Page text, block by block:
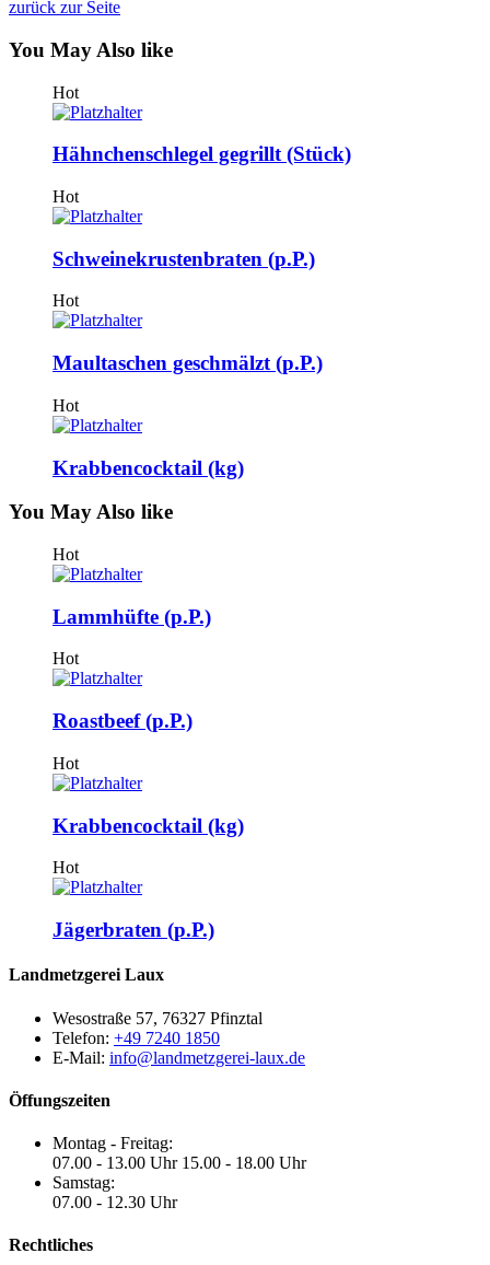
zurück zur Seite
You May Also like
Hot
Hähnchenschlegel gegrillt (Stück)
Hot
Schweinekrustenbraten (p.P.)
Hot
Maultaschen geschmälzt (p.P.)
Hot
Krabbencocktail (kg)
You MayAlso like
Hot
Lammhüfte (p.P.)
Hot
Roastbeef (p.P.)
Hot
Krabbencocktail (kg)
Hot
Jägerbraten (p.P.)
Landmetzgerei Laux
Wesostraße 57, 76327 Pfinztal
Telefon: +49 7240 1850
E-Mail: info@landmetzgerei-laux.de
Öffungszeiten
Montag - Freitag:
07.00 - 13.00 Uhr 15.00 - 18.00 Uhr
Samstag:
07.00 - 12.30 Uhr
Rechtliches